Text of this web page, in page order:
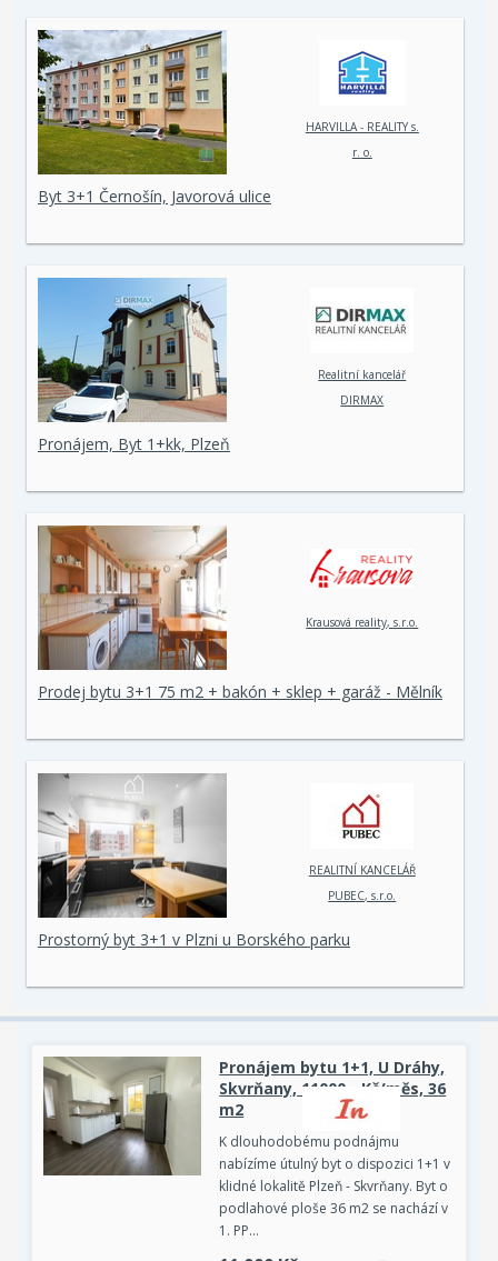
HARVILLA - REALITY s.
r. o.
Byt 3+1 Černošín, Javorová ulice
Realitní kancelář
DIRMAX
Pronájem, Byt 1+kk, Plzeň
Krausová reality, s.r.o.
Prodej bytu 3+1 75 m2 + bakón + sklep + garáž - Mělník
REALITNÍ KANCELÁŘ
PUBEC, s.r.o.
Prostorný byt 3+1 v Plzni u Borského parku
Pronájem bytu 1+1, U Dráhy,
Skvrňany, 11000,- Kč/měs, 36
m2
K dlouhodobému podnájmu
nabízíme útulný byt o dispozici 1+1 v
klidné lokalitě Plzeň - Skvrňany. Byt o
podlahové ploše 36 m2 se nachází v
1. PP…